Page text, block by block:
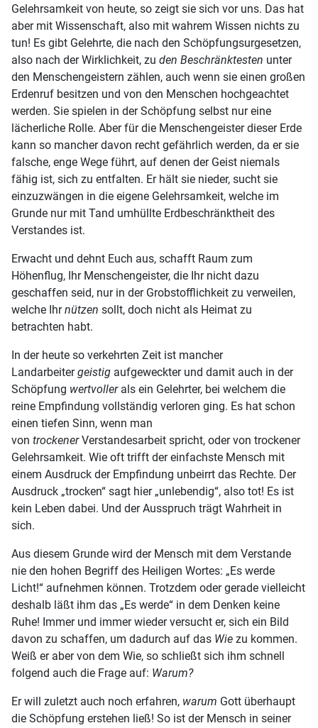
Gelehrsamkeit von heute, so zeigt sie sich vor uns. Das hat
aber mit Wissenschaft, also mit wahrem Wissen nichts zu
tun! Es gibt Gelehrte, die nach den Schöpfungsurgesetzen,
also nach der Wirklichkeit, zu den Beschränktesten unter
den Menschengeistern zählen, auch wenn sie einen großen
Erdenruf besitzen und von den Menschen hochgeachtet
werden. Sie spielen in der Schöpfung selbst nur eine
lächerliche Rolle. Aber für die Menschengeister dieser Erde
kann so mancher davon recht gefährlich werden, da er sie
falsche, enge Wege führt, auf denen der Geist niemals
fähig ist, sich zu entfalten. Er hält sie nieder, sucht sie
einzuzwängen in die eigene Gelehrsamkeit, welche im
Grunde nur mit Tand umhüllte Erdbeschränktheit des
Verstandes ist.
Erwacht und dehnt Euch aus, schafft Raum zum
Höhenflug, Ihr Menschengeister, die Ihr nicht dazu
geschaffen seid, nur in der Grobstofflichkeit zu verweilen,
welche Ihrnützen sollt, doch nicht als Heimat zu
betrachten habt.
In der heute so verkehrten Zeit ist mancher
Landarbeitergeistig aufgeweckter und damit auch in der
Schöpfung wertvollerals ein Gelehrter, bei welchem die
reine Empfindung vollständig verloren ging. Es hat schon
einen tiefen Sinn, wenn man
von trockenerVerstandesarbeit spricht, oder von trockener
Gelehrsamkeit. Wie oft trifft der einfachste Mensch mit
einem Ausdruck der Empfindung unbeirrt das Rechte. Der
Ausdruck „trocken“ sagt hier „unlebendig“, also tot! Es ist
kein Leben dabei. Und der Ausspruch trägt Wahrheit in
sich.
Aus diesem Grunde wird der Mensch mit dem Verstande
nie den hohen Begriff des Heiligen Wortes: „Es werde
Licht!“ aufnehmen können. Trotzdem oder gerade vielleicht
deshalb läßt ihm das „Es werde“ in dem Denken keine
Ruhe! Immer und immer wieder versucht er, sich ein Bild
davon zu schaffen, um dadurch auf das Wie zu kommen.
Weiß er aber von dem Wie, so schließt sich ihm schnell
folgend auch die Frage auf: Warum?
Er will zuletzt auch noch erfahren, warum Gott überhaupt
die Schöpfung erstehen ließ! So ist der Mensch in seiner